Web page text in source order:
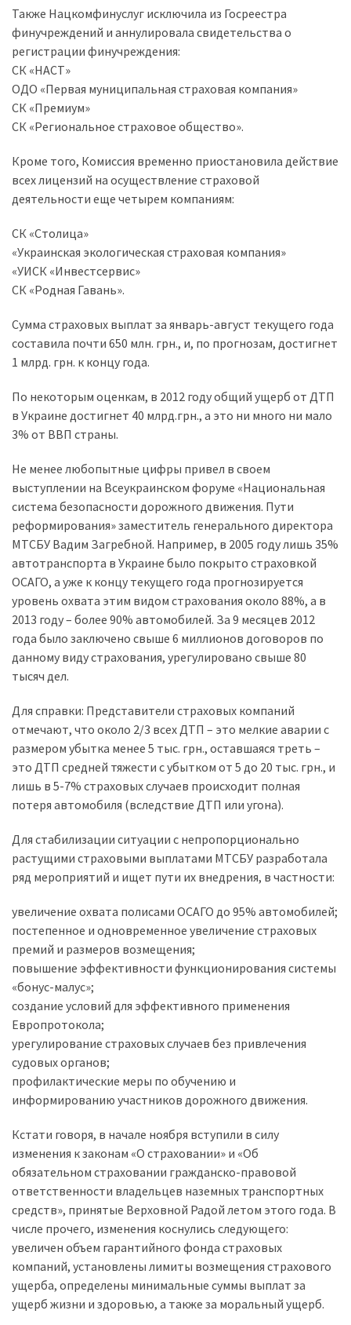
Тест-
драйв
(212)
Без
рубрики
(142)
Также Нацкомфинуслуг исключила из Госреестра
финучреждений и аннулировала свидетельства о
регистрации финучреждения:
СК «НАСТ»
ОДО «Первая муниципальная страховая компания»
СК «Премиум»
СК «Региональное страховое общество».
Кроме того, Комиссия временно приостановила действие
всех лицензий на осуществление страховой
деятельности еще четырем компаниям:
СК «Столица»
«Украинская экологическая страховая компания»
«УИСК «Инвестсервис»
СК «Родная Гавань».
Сумма страховых выплат за январь-август текущего года
составила почти 650 млн. грн., и, по прогнозам, достигнет
1 млрд. грн. к концу года.
По некоторым оценкам, в 2012 году общий ущерб от ДТП
в Украине достигнет 40 млрд.грн., а это ни много ни мало
3% от ВВП страны.
Не менее любопытные цифры привел в своем
выступлении на Всеукраинском форуме «Национальная
система безопасности дорожного движения. Пути
реформирования» заместитель генерального директора
МТСБУ Вадим Загребной. Например, в 2005 году лишь 35%
автотранспорта в Украине было покрыто страховкой
ОСАГО, а уже к концу текущего года прогнозируется
уровень охвата этим видом страхования около 88%, а в
2013 году – более 90% автомобилей. За 9 месяцев 2012
года было заключено свыше 6 миллионов договоров по
данному виду страхования, урегулировано свыше 80
тысяч дел.
Для справки: Представители страховых компаний
отмечают, что около 2/3 всех ДТП – это мелкие аварии с
размером убытка менее 5 тыс. грн., оставшаяся треть –
это ДТП средней тяжести с убытком от 5 до 20 тыс. грн., и
лишь в 5-7% страховых случаев происходит полная
потеря автомобиля (вследствие ДТП или угона).
Для стабилизации ситуации с непропорционально
растущими страховыми выплатами МТСБУ разработала
ряд мероприятий и ищет пути их внедрения, в частности:
увеличение охвата полисами ОСАГО до 95% автомобилей;
постепенное и одновременное увеличение страховых
премий и размеров возмещения;
повышение эффективности функционирования системы
«бонус-малус»;
создание условий для эффективного применения
Европротокола;
урегулирование страховых случаев без привлечения
судовых органов;
профилактические меры по обучению и
информированию участников дорожного движения.
Кстати говоря, в начале ноября вступили в силу
изменения к законам «О страховании» и «Об
обязательном страховании гражданско-правовой
ответственности владельцев наземных транспортных
средств», принятые Верховной Радой летом этого года. В
числе прочего, изменения коснулись следующего:
увеличен объем гарантийного фонда страховых
компаний, установлены лимиты возмещения страхового
ущерба, определены минимальные суммы выплат за
ущерб жизни и здоровью, а также за моральный ущерб.